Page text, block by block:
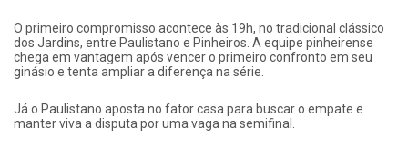
O primeiro compromisso acontece às 19h, no tradicional clássico
dos Jardins, entre Paulistano e Pinheiros. A equipe pinheirense
chega em vantagem após vencer o primeiro confronto em seu
ginásio e tenta ampliar a diferença na série.
Já o Paulistano aposta no fator casa para buscar o empate e
manter viva a disputa por uma vaga na semifinal.